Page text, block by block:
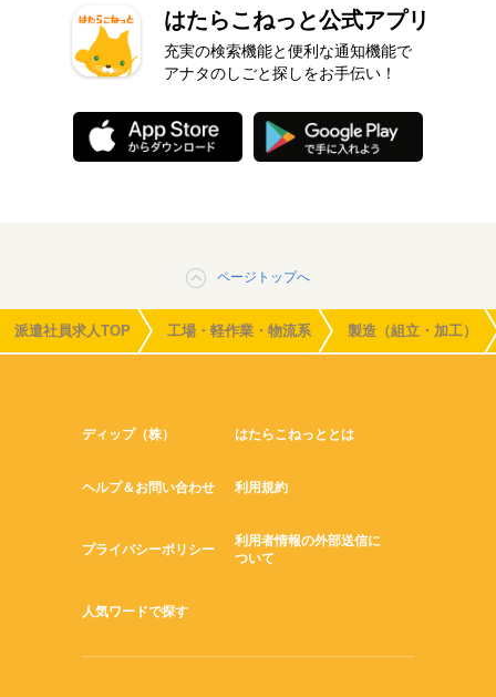
はたらこねっと公式アプリ
充実の検索機能と便利な通知機能で
アナタのしごと探しをお手伝い！
ページトップへ
派遣社員求人TOP 工場・軽作業・物流系 製造（組立・加工）
ディップ（株） はたらこねっととは
ヘルプ＆お問い合わせ 利用規約
プライバシーポリシー
利用者情報の外部送信に
ついて
人気ワードで探す